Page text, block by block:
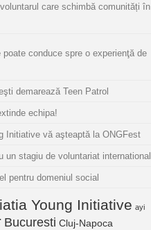
care schimbă comunități în
conduce spre o experienţă de
demarează Teen Patrol
echipa!
Initiative vă aşteaptă la ONGFest
un stagiu de voluntariat international
pentru domeniul social
Young Initiative ayi
Bucuresti Cluj-Napoca